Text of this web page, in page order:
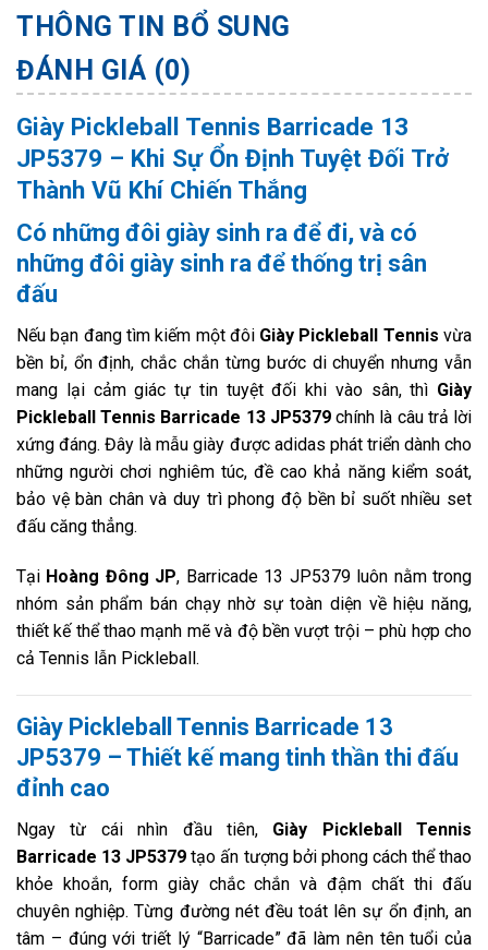
THÔNG TIN BỔ SUNG
ĐÁNH GIÁ (0)
Giày Pickleball Tennis Barricade 13
JP5379 – Khi Sự Ổn Định Tuyệt Đối Trở
Thành Vũ Khí Chiến Thắng
Có những đôi giày sinh ra để đi, và có
những đôi giày sinh ra để thống trị sân
đấu
Nếu bạn đang tìm kiếm một đôi Giày Pickleball Tennis vừa
bền bỉ, ổn định, chắc chắn từng bước di chuyển nhưng vẫn
mang lại cảm giác tự tin tuyệt đối khi vào sân, thì Giày
Pickleball Tennis Barricade 13 JP5379chính là câu trả lời
xứng đáng. Đây là mẫu giày được adidas phát triển dành cho
những người chơi nghiêm túc, đề cao khả năng kiểm soát,
bảo vệ bàn chân và duy trì phong độ bền bỉ suốt nhiều set
đấu căng thẳng.
Tại Hoàng Đông JP, Barricade 13 JP5379 luôn nằm trong
nhóm sản phẩm bán chạy nhờ sự toàn diện về hiệu năng,
thiết kế thể thao mạnh mẽ và độ bền vượt trội – phù hợp cho
cả Tennis lẫn Pickleball.
Giày Pickleball Tennis Barricade 13
JP5379 – Thiết kế mang tinh thần thi đấu
đỉnh cao
Ngay từ cái nhìn đầu tiên, Giày Pickleball Tennis
Barricade 13 JP5379 tạo ấn tượng bởi phong cách thể thao
khỏe khoắn, form giày chắc chắn và đậm chất thi đấu
chuyên nghiệp. Từng đường nét đều toát lên sự ổn định, an
tâm – đúng với triết lý “Barricade” đã làm nên tên tuổi của